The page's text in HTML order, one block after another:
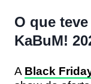
O que
KaBuM!
A Black